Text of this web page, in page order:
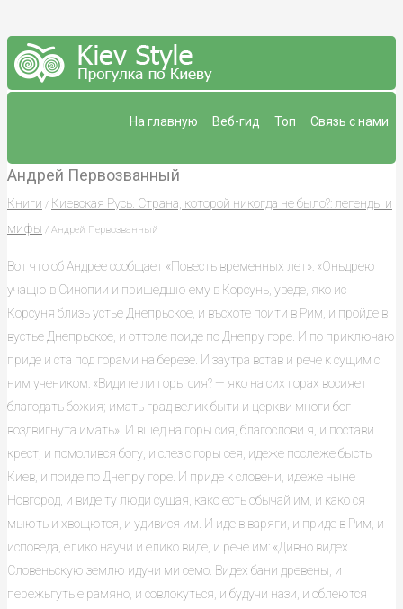
Связь с нами
Топ
Веб-гид
На главную
Андрей Первозванный
Книги / Киевская Русь. Страна, которой никогда не было?: легенды и
мифы / Андрей Первозванный
Вот что об Андрее сообщает «Повесть временных лет»: «Оньдрею
учащю в Синопии и пришедшю ему в Корсунь, уведе, яко ис
Корсуня близь устье Днепрьское, и въсхоте поити в Рим, и пройде в
вустье Днепрьское, и оттоле поиде по Днепру горе. И по приключаю
приде и ста под горами на березе. И заутра встав и рече к сущим с
ним учеником: «Видите ли горы сия? — яко на сих горах восияет
благодать божия; имать град велик быти и церкви многи бог
воздвигнута имать». И вшед на горы сия, благослови я, и постави
крест, и помолився богу, и слез с горы сея, идеже послеже бысть
Киев, и поиде по Днепру горе. И приде к словени, идеже ныне
Новгород, и виде ту люди сущая, како есть обычай им, и како ся
мыють и хвощются, и удивися им. И иде в варяги, и приде в Рим, и
исповеда, елико научи и елико виде, и рече им: «Дивно видех
Словеньскую землю идучи ми семо. Видех бани древены, и
пережьгуть е рамяно, и совлокуться, и будучи нази, и облеются